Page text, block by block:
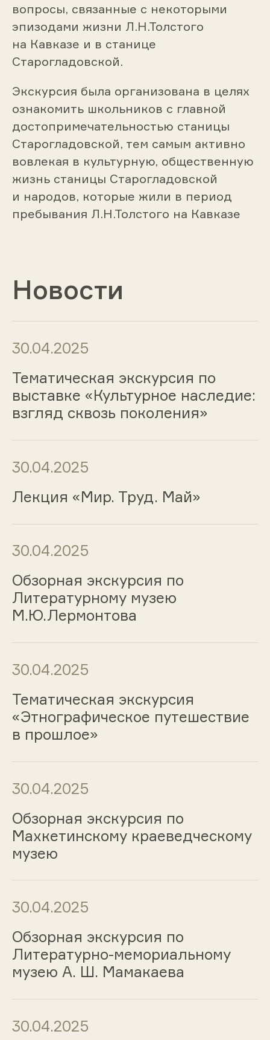
вопросы, связанные с некоторыми
эпизодами жизни Л.Н.Толстого
на Кавказе и в станице
Старогладовской.
Экскурсия была организована в целях
ознакомить школьников с главной
достопримечательностью станицы
Старогладовской, тем самым активно
вовлекая в культурную, общественную
жизнь станицы Старогладовской
и народов, которые жили в период
пребывания Л.Н.Толстого на Кавказе
Новости
30.04.2025
Тематическая экскурсия по
выставке «Культурное наследие:
взгляд сквозь поколения»
30.04.2025
Лекция «Мир. Труд. Май»
30.04.2025
Обзорная экскурсия по
Литературному музею
М.Ю.Лермонтова
30.04.2025
Тематическая экскурсия
«Этнографическое путешествие
в прошлое»
30.04.2025
Обзорная экскурсия по
Махкетинскому краеведческому
музею
30.04.2025
Обзорная экскурсия по
Литературно-мемориальному
музею А. Ш. Мамакаева
30.04.2025